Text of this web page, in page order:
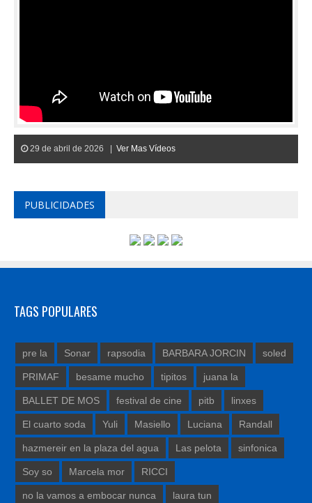
29 de abril de 2026 | Ver Mas Vídeos
PUBLICIDADES
TAGS POPULARES
pre la Sonar rapsodia BARBARA JORCIN soled
PRIMAF besame mucho tipitos juana la
BALLET DE MOS festival de cine pitb linxes
El cuarto soda Yuli Masiello Luciana Randall
hazmereir en la plaza del agua Las pelota sinfonica
Soy so Marcela mor RICCI
no la vamos a embocar nunca laura tun